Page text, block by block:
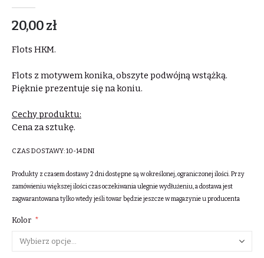
20,00 zł
Flots HKM.
Flots z motywem konika, obszyte podwójną wstążką.
Pięknie prezentuje się na koniu.
Cechy produktu:
Cena za sztukę.
CZAS DOSTAWY:10-14 DNI
Produkty z czasem dostawy 2 dni dostępne są w określonej, ograniczonej ilości. Przy
zamówieniu większej ilości czas oczekiwania ulegnie wydłużeniu, a dostawa jest
zagwarantowana tylko wtedy jeśli towar będzie jeszcze w magazynie u producenta
Kolor